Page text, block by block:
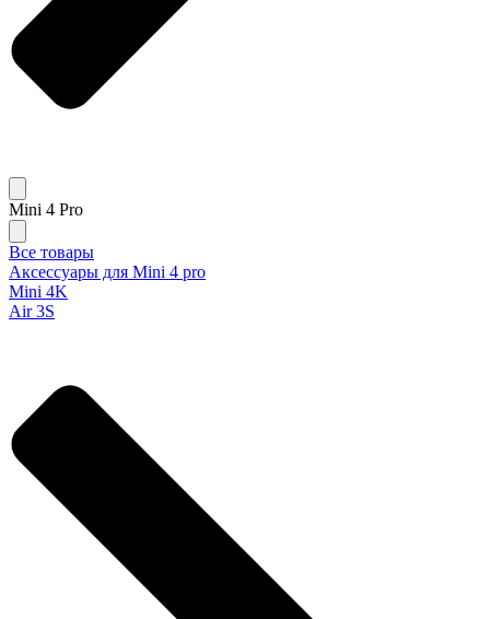
Mini 4 Pro
Все товары
Аксессуары для Mini 4 pro
Mini 4K
Air 3S